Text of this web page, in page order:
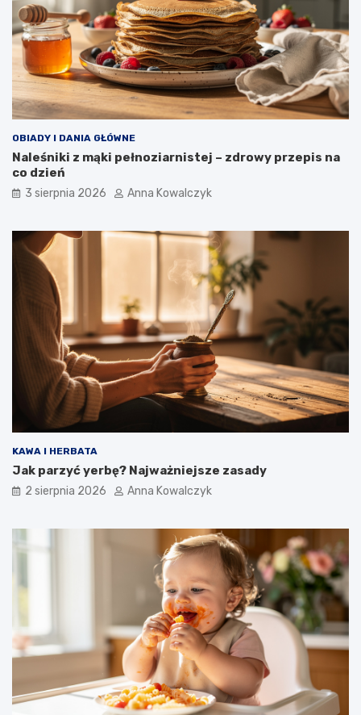
OBIADY I DANIA GŁÓWNE
Naleśniki z mąki pełnoziarnistej – zdrowy przepis na
co dzień
3 sierpnia 2026 Anna Kowalczyk
KAWA I HERBATA
Jak parzyć yerbę? Najważniejsze zasady
2 sierpnia 2026 Anna Kowalczyk